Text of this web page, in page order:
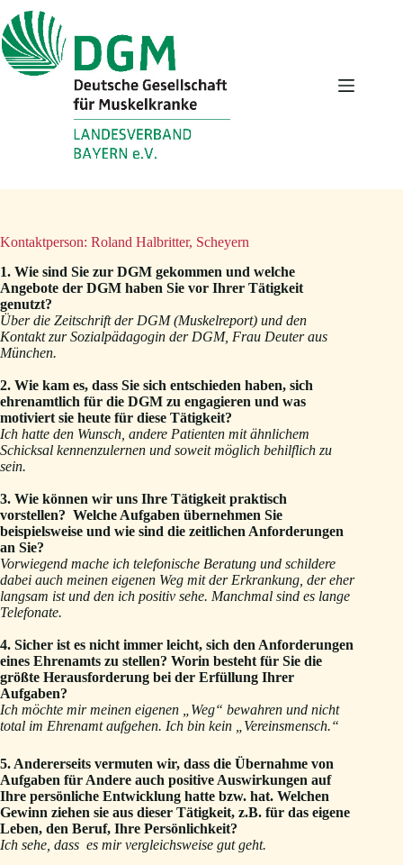
Inhalt
springen
Kontaktperson: Roland Halbritter, Scheyern
1. Wie sind Sie zur DGM gekommen und welche
Angebote der DGM haben Sie vor Ihrer Tätigkeit
genutzt?
Über die Zeitschrift der DGM (Muskelreport) und den
Kontakt zur Sozialpädagogin der DGM, Frau Deuter aus
München.
2. Wie kam es, dass Sie sich entschieden haben, sich
ehrenamtlich für die DGM zu engagieren und was
motiviert sie heute für diese Tätigkeit?
Ich hatte den Wunsch, andere Patienten mit ähnlichem
Schicksal kennenzulernen und soweit möglich behilflich zu
sein.
3. Wie können wir uns Ihre Tätigkeit praktisch
vorstellen? Welche Aufgaben übernehmen Sie
beispielsweise und wie sind die zeitlichen Anforderungen
an Sie?
Vorwiegend mache ich telefonische Beratung und schildere
dabei auch meinen eigenen Weg mit der Erkrankung, der eher
langsam ist und den ich positiv sehe. Manchmal sind es lange
Telefonate.
4. Sicher ist es nicht immer leicht, sich den Anforderungen
eines Ehrenamts zu stellen? Worin besteht für Sie die
größte Herausforderung bei der Erfüllung Ihrer
Aufgaben?
Ich möchte mir meinen eigenen „Weg“ bewahren und nicht
total im Ehrenamt aufgehen. Ich bin kein „Vereinsmensch.“
5. Andererseits vermuten wir, dass die Übernahme von
Aufgaben für Andere auch positive Auswirkungen auf
Ihre persönliche Entwicklung hatte bzw. hat. Welchen
Gewinn ziehen sie aus dieser Tätigkeit, z.B. für das eigene
Leben, den Beruf, Ihre Persönlichkeit?
Ich sehe, dass es mir vergleichsweise gut geht.